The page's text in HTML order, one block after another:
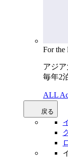
For the
アジ
毎年2
ALL
戻る